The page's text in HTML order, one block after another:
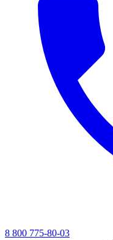
8 800 775-80-03